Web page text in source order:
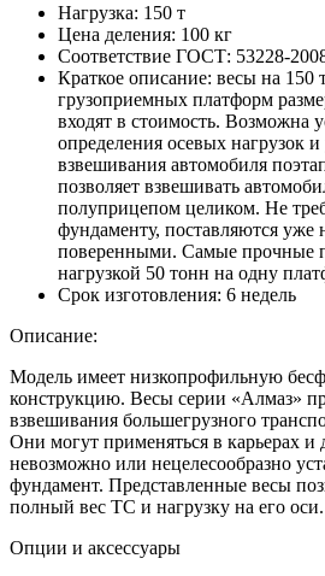
Нагрузка: 150 т
Цена деления: 100 кг
Соответствие ГОСТ: 53228-
Краткое описание: весы на 150
грузоприемных платформ
входят в стоимость. Возможна
определения осевых нагрузок
взвешивания автомобиля
позволяет взвешивать
полуприцепом целиком. Не
фундаменту, поставляются уже
поверенными. Самые прочные
нагрузкой 50 тонн на одну
Срок изготовления: 6 недель
Описание:
Модель имеет низкопрофильную
конструкцию. Весы серии «Алмаз»
взвешивания большегрузного
Они могут применяться в карьерах и
невозможно или нецелесообразно
фундамент. Представленные весы
полный вес ТС и нагрузку на его оси.
Опции и аксессуары